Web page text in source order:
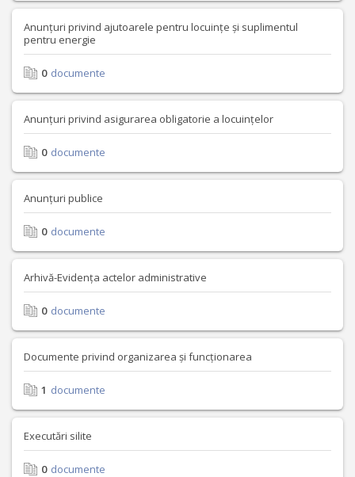
Anunțuri privind ajutoarele pentru locuințe și suplimentul
pentru energie
0 documente
Anunțuri privind asigurarea obligatorie a locuințelor
0 documente
Anunțuri publice
0 documente
Arhivă-Evidența actelor administrative
0 documente
Documente privind organizarea și funcționarea
1 documente
Executări silite
0 documente